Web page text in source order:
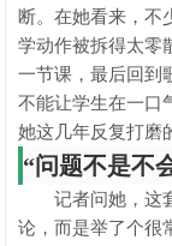
断。在她看来，不
学动作被拆得太
一节课，最后回到
不能让学生在一口
她这几年反复打磨
“问题不是不
记者问她，这
论，而是举了个很